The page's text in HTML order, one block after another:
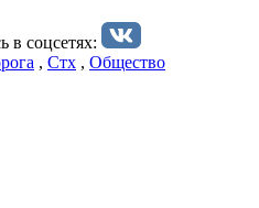
в соцсетях:
, Стх , Общество